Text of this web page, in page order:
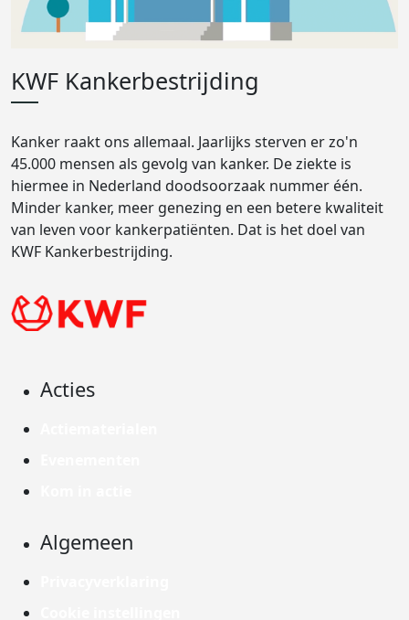
KWF Kankerbestrijding
Kanker raakt ons allemaal. Jaarlijks sterven er zo'n
45.000 mensen als gevolg van kanker. De ziekte is
hiermee in Nederland doodsoorzaak nummer één.
Minder kanker, meer genezing en een betere kwaliteit
van leven voor kankerpatiënten. Dat is het doel van
KWF Kankerbestrijding.
Acties
Algemeen